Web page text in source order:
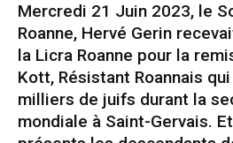
Mercredi 21 Juin 2023, le
Roanne, Hervé Gerin
la Licra Roanne pour la
Kott, Résistant Roannais
milliers de juifs durant la
mondiale à Saint-Gervais.